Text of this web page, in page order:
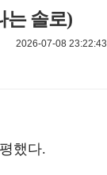
는 솔로)
2026-07-08 23:22:43
했다.